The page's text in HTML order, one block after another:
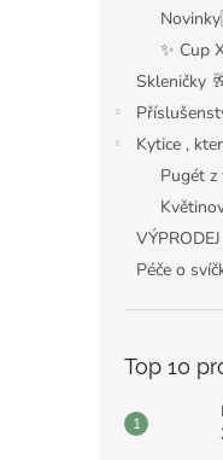
✨ Cup
Skleničky
Kytice ,
Pugét z
VÝPRODEJ
Péče o
Top 10